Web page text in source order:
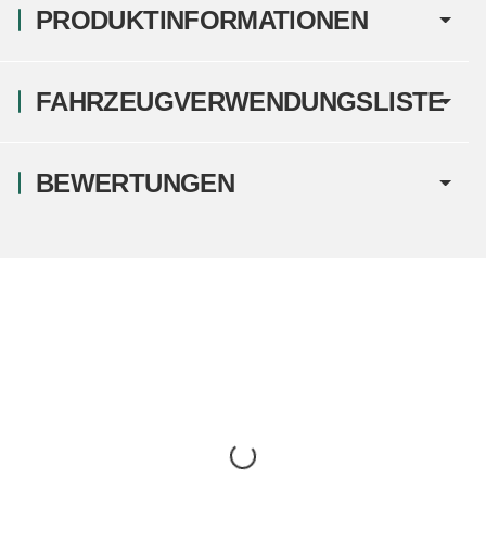
PRODUKTINFORMATIONEN
FAHRZEUGVERWENDUNGSLISTE
BEWERTUNGEN